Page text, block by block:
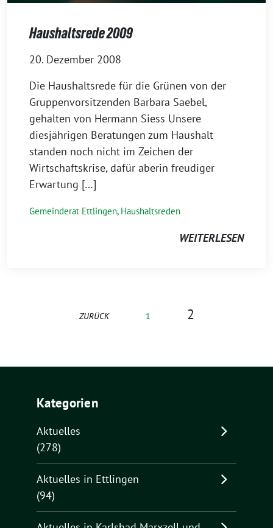
Haushaltsrede 2009
20. Dezember 2008
Die Haushaltsrede für die Grünen von der
Gruppenvorsitzenden Barbara Saebel,
gehalten von Hermann Siess Unsere
diesjährigen Beratungen zum Haushalt
standen noch nicht im Zeichen der
Wirtschaftskrise, dafür aberin freudiger
Erwartung […]
Gemeinderat Ettlingen, Haushaltsreden
WEITERLESEN
ZURÜCK 1 2
Kategorien
Aktuelles
(278)
Aktuelles in Ettlingen
(94)